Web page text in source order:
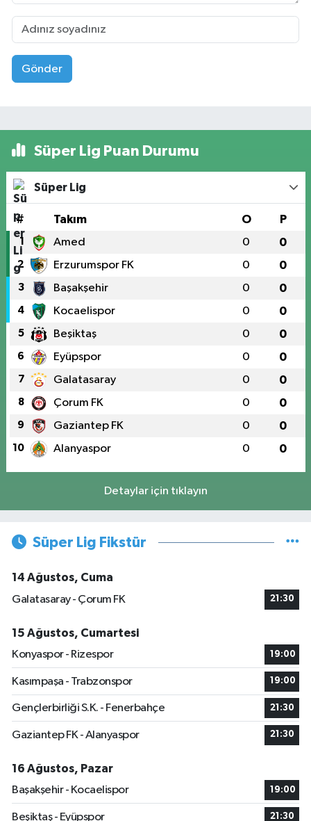
Gönder
Süper Lig Puan Durumu
Süper Lig
# Takım O P
1 Amed 0 0
2 Erzurumspor FK 0 0
3 Başakşehir 0 0
4 Kocaelispor 0 0
5 Beşiktaş 0 0
6 Eyüpspor 0 0
7 Galatasaray 0 0
8 Çorum FK 0 0
9 Gaziantep FK 0 0
10 Alanyaspor 0 0
Detaylar için tıklayın
Süper Lig Fikstür
14 Ağustos, Cuma
Galatasaray - Çorum FK
21:30
15 Ağustos, Cumartesi
Konyaspor - Rizespor
19:00
Kasımpaşa - Trabzonspor 19:00
Gençlerbirliği S.K. - Fenerbahçe 21:30
Gaziantep FK - Alanyaspor 21:30
16 Ağustos, Pazar
Başakşehir - Kocaelispor
19:00
Beşiktaş - Eyüpspor 21:30